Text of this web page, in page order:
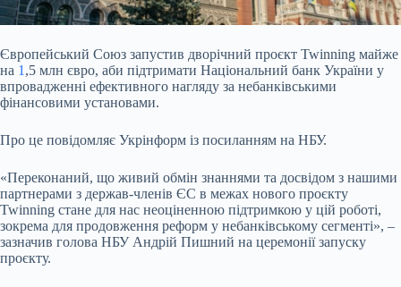
Європейський Союз запустив дворічний проєкт Twinning майже
на 1 ,5 млн євро, аби підтримати Національний банк України у
впровадженні ефективного нагляду за небанківськими
фінансовими установами.
Про це повідомляє Укрінформ із посиланням на НБУ.
«Переконаний, що живий обмін знаннями та досвідом з нашими
партнерами з держав-членів ЄС в межах нового проєкту
Twinning стане для нас неоціненною підтримкою у цій роботі,
зокрема для продовження реформ у небанківському сегменті», –
зазначив голова НБУ Андрій Пишний на церемонії запуску
проєкту.